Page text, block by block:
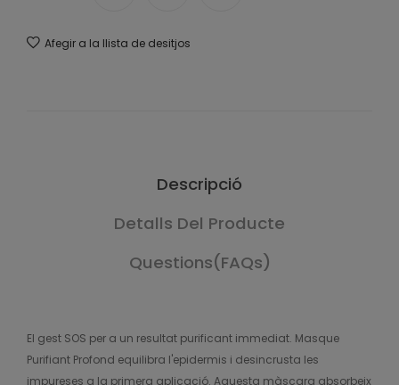
Afegir a la llista de desitjos
Descripció
Detalls Del Producte
Questions(FAQs)
El gest SOS per a un resultat purificant immediat. Masque
Purifiant Profond equilibra l'epidermis i desincrusta les
impureses a la primera aplicació. Aquesta màscara absorbeix